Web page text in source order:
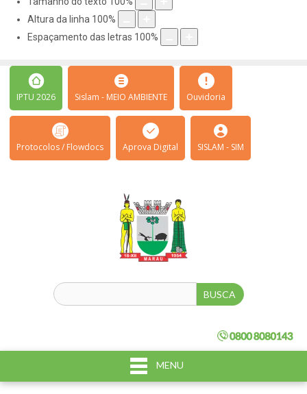
Altura da linha 100%
Espaçamento das letras 100%
IPTU 2026 Sislam - MEIO AMBIENTE Ouvidoria
Protocolos / Flowdocs Aprova Digital SISLAM - SIM
MENU